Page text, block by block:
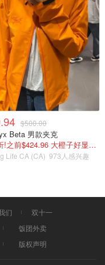
$500.00
Beta 男款夹克
再降5折!之前$424.96 大橙子好显白 蹲补
Life CA (CA) 973人感兴趣
们
双十一
饭团外卖
版权声明